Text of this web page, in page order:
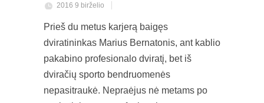
2016 9 birželio
Prieš du metus karjerą baigęs
dviratininkas Marius Bernatonis, ant kablio
pakabino profesionalo dviratį, bet iš
dviračių sporto bendruomenės
nepasitraukė. Nepraėjus nė metams po